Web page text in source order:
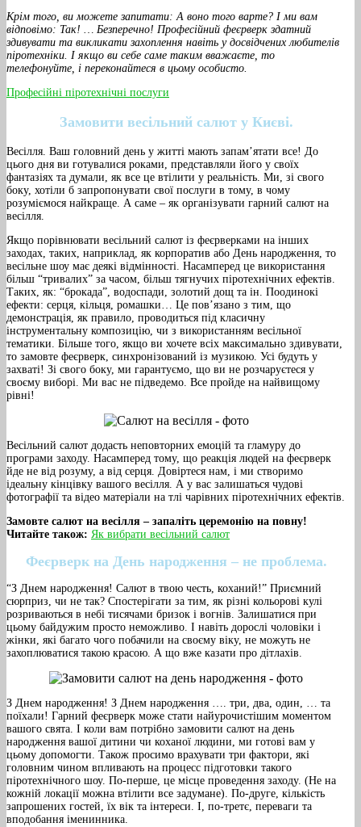
Крім того, ви можете запитати: А воно того варте? І ми вам
відповімо: Так! … Безперечно! Професійний феєрверк здатний
здивувати та викликати захоплення навіть у досвідчених любителів
піротехніки. І якщо ви себе саме таким вважаєте, то
телефонуйте, і переконайтеся в цьому особисто.
Професійні піротехнічні послуги
Замовити весільний салют у Києві.
Весілля. Ваш головний день у житті мають запам’ятати все! До
цього дня ви готувалися роками, представляли його у своїх
фантазіях та думали, як все це втілити у реальність. Ми, зі свого
боку, хотіли б запропонувати свої послуги в тому, в чому
розуміємося найкраще. А саме – як організувати гарний салют на
весілля.
Якщо порівнювати весільний салют із феєрверками на інших
заходах, таких, наприклад, як корпоратив або День народження, то
весільне шоу має деякі відмінності. Насамперед це використання
більш “тривалих” за часом, більш тягнучих піротехнічних ефектів.
Таких, як: “брокада”, водоспади, золотий дощ та ін. Поодинокі
ефекти: серця, кільця, ромашки… Це пов’язано з тим, що
демонстрація, як правило, проводиться під класичну
інструментальну композицію, чи з використанням весільної
тематики. Більше того, якщо ви хочете всіх максимально здивувати,
то замовте феєрверк, синхронізований із музикою. Усі будуть у
захваті! Зі свого боку, ми гарантуємо, що ви не розчаруєтеся у
своєму виборі. Ми вас не підведемо. Все пройде на найвищому
рівні!
Весільний салют додасть неповторних емоцій та гламуру до
програми заходу. Насамперед тому, що реакція людей на феєрверк
йде не від розуму, а від серця. Довіртеся нам, і ми створимо
ідеальну кінцівку вашого весілля. А у вас залишаться чудові
фотографії та відео матеріали на тлі чарівних піротехнічних ефектів.
Замовте салют на весілля – запаліть церемонію на повну!
Читайте також: Як вибрати весільний салют
Феєрверк на День народження – не проблема.
“З Днем народження! Салют в твою честь, коханий!” Приємний
сюрприз, чи не так? Спостерігати за тим, як різні кольорові кулі
розриваються в небі тисячами бризок і вогнів. Залишатися при
цьому байдужим просто неможливо. І навіть дорослі чоловіки і
жінки, які багато чого побачили на своєму віку, не можуть не
захоплюватися такою красою. А що вже казати про дітлахів.
З Днем народження! З Днем народження …. три, два, один, … та
поїхали! Гарний феєрверк може стати найурочистішим моментом
вашого свята. І коли вам потрібно замовити салют на день
народження вашої дитини чи коханої людини, ми готові вам у
цьому допомогти. Також просимо врахувати три фактори, які
головним чином впливають на процесс підготовки такого
піротехнічного шоу. По-перше, це місце проведення заходу. (Не на
кожній локації можна втілити все задумане). По-друге, кількість
запрошених гостей, їх вік та інтереси. І, по-третє, переваги та
вподобання іменинника.